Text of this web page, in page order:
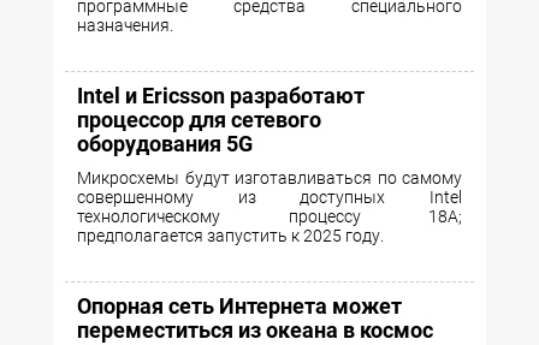
программные средства специального
назначения.
Intel и Ericsson разработают
процессор для сетевого
оборудования 5G
Микросхемы будут изготавливаться по самому
совершенному из доступных Intel
технологическому процессу 18A;
предполагается запустить к 2025 году.
Опорная сеть Интернета может
переместиться из океана в космос